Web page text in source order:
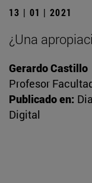
13 | 01 | 2021
¿Una
Gerardo Castillo
Profesor
Publicado en:
Digital